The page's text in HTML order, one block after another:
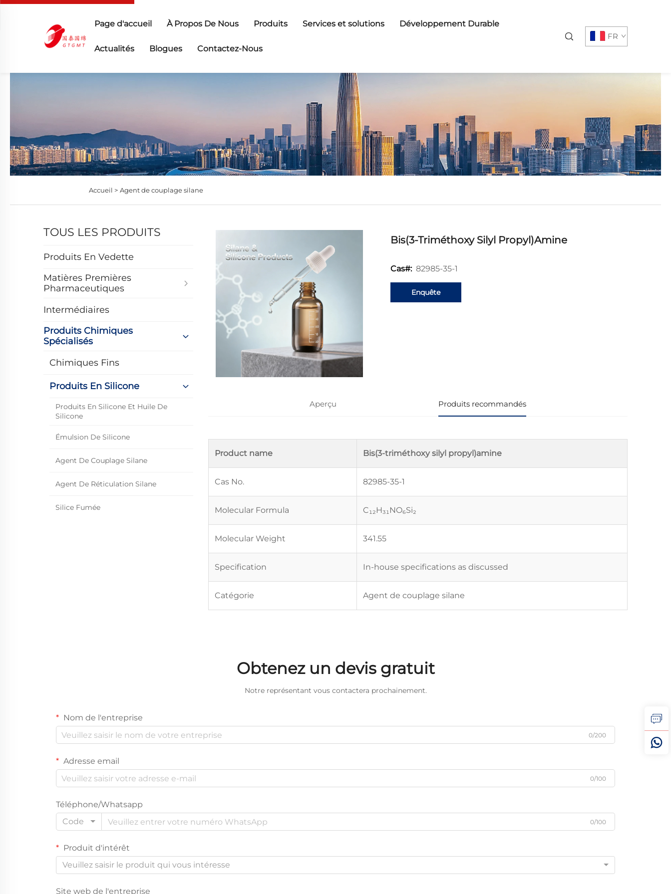
Page d'accueil À Propos De Nous Produits Services et solutions Développement Durable
Actualités Blogues Contactez-Nous
FR
Accueil > Agent de couplage silane
TOUS LES PRODUITS
Produits En Vedette
Matières Premières
Pharmaceutiques
Intermédiaires
Produits Chimiques
Spécialisés
Chimiques Fins
Produits En Silicone
Produits En Silicone Et Huile De
Silicone
Émulsion De Silicone
Agent De Couplage Silane
Agent De Réticulation Silane
Silice Fumée
Bis(3-Triméthoxy Silyl Propyl)amine
Cas#: 82985-35-1
Enquête
Aperçu Produits recommandés
Product name Bis(3-triméthoxy silyl propyl)amine
Cas No. 82985-35-1
Molecular Formula C₁₂H₃₁NO₆Si₂
Molecular Weight 341.55
Specification In-house specifications as discussed
Catégorie Agent de couplage silane
Obtenez un devis gratuit
Notre représentant vous contactera prochainement.
Nom de l'entreprise
0/200
Adresse email
0/100
Téléphone/Whatsapp
Code
0/100
Produit d'intérêt
Veuillez saisir le produit qui vous intéresse
Site web de l'entreprise